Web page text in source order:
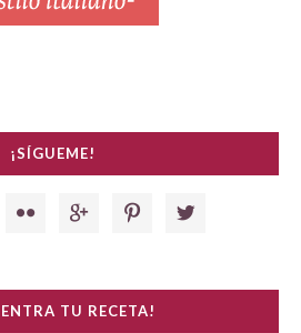
¡SÍGUEME!
   
TU RECETA!